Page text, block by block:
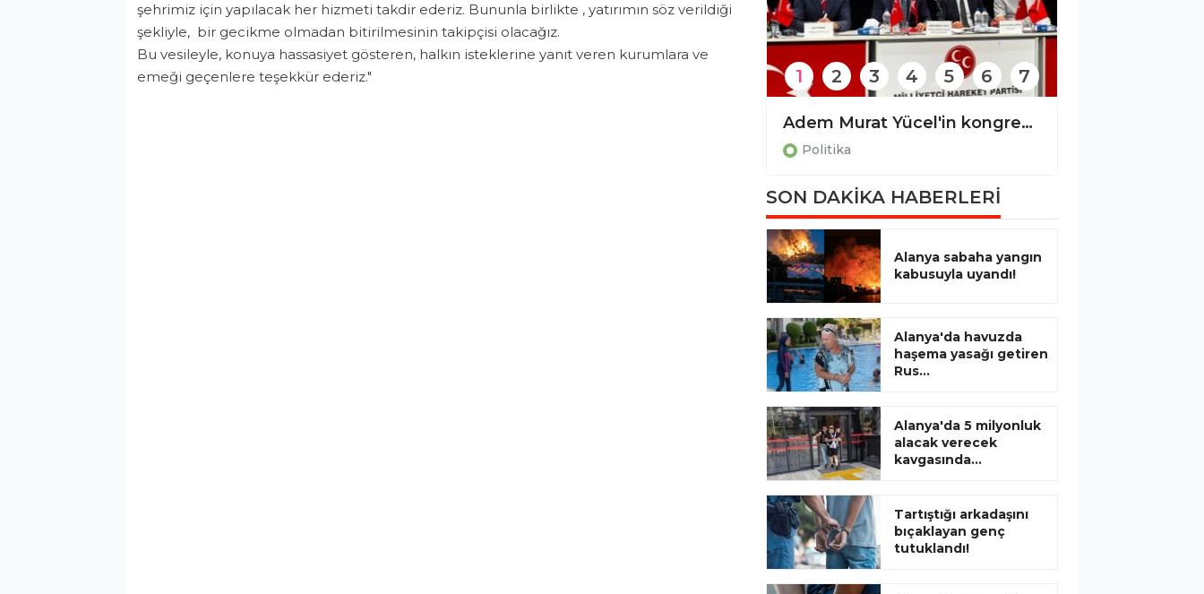
şehrimiz için yapılacak her hizmeti takdir ederiz. Bununla birlikte , yatırımın söz verildiği
şekliyle, bir gecikme olmadan bitirilmesinin takipçisi olacağız.
Bu vesileyle, konuya hassasiyet gösteren, halkın isteklerine yanıt veren kurumlara ve
emeği geçenlere teşekkür ederiz."
Adem Murat Yücel'in kongredeki mesajı
Politika
1 2 3 4 5 6 7
SON DAKİKA HABERLERİ
Alanya sabaha yangın
kabusuyla uyandı!
Alanya'da havuzda
haşema yasağı getiren
Rus...
Alanya'da 5 milyonluk
alacak verecek
kavgasında...
Tartıştığı arkadaşını
bıçaklayan genç
tutuklandı!